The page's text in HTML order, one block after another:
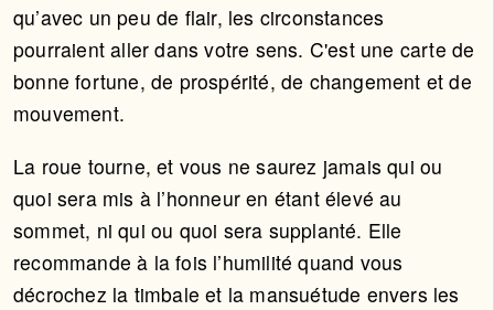
qu’avec un peu de flair, les circonstances
pourraient aller dans votre sens. C'est une carte de
bonne fortune, de prospérité, de changement et de
mouvement.
La roue tourne, et vous ne saurez jamais qui ou
quoi sera mis à l’honneur en étant élevé au
sommet, ni qui ou quoi sera supplanté. Elle
recommande à la fois l’humilité quand vous
décrochez la timbale et la mansuétude envers les